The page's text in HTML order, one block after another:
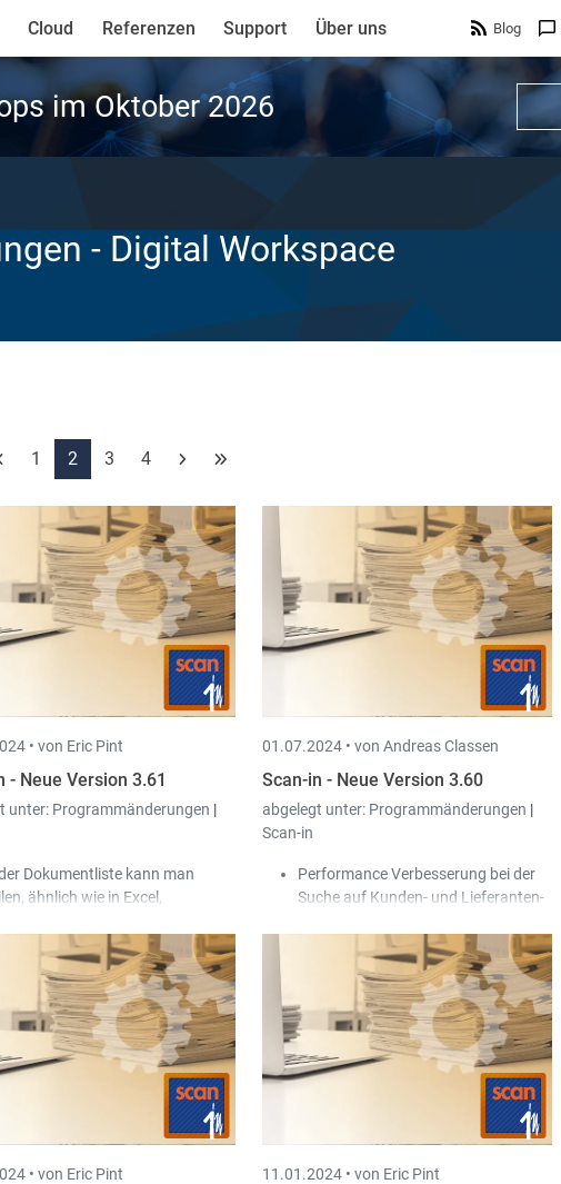
Cloud Referenzen Support Über uns Blog
im Oktober 2026
- Digital Workspace
1 2 3 4
• von Eric Pint
- Neue Version 3.61
unter: Programmänderungen |
Dokumentliste kann man
ähnlich wie in Excel,
lassen.
Versenden von Rechnungen via
wird nun auch die
aus Book-in
in die Peppol Rechnung
eine neue Funktion, um die
in Benutzerrechte automatisch
denen von Pay-in abzugleichen.
01.07.2024 • von Andreas Classen
Scan-in - Neue Version 3.60
abgelegt unter: Programmänderungen |
Scan-in
Performance Verbesserung bei der
Suche auf Kunden- und Lieferanten-
• von Eric Pint 11.01.2024 • von Eric Pint